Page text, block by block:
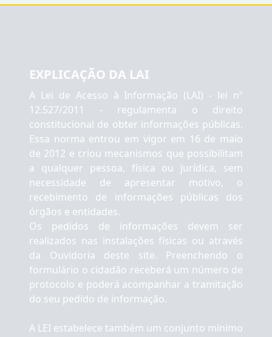
EXPLICAÇÃO DA LAI
A Lei de Acesso à Informação (LAI) - lei nº
12.527/2011 - regulamenta o direito
constitucional de obter informações públicas.
Essa norma entrou em vigor em 16 de maio
de 2012 e criou mecanismos que possibilitam
a qualquer pessoa, física ou jurídica, sem
necessidade de apresentar motivo, o
recebimento de informações públicas dos
órgãos e entidades.
Os pedidos de informações devem ser
realizados nas instalações físicas ou através
da Ouvidoria deste site. Preenchendo o
formulário o cidadão receberá um número de
protocolo e poderá acompanhar a tramitação
do seu pedido de informação.
A LEI estabelece também um conjunto mínimo